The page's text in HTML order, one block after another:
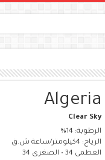
Algeria
Clear Sky
الرطوبة: 14%
الرياح: 4كيلومتر/ساعة ش.ق
العظمى 34 • الصغرى 34